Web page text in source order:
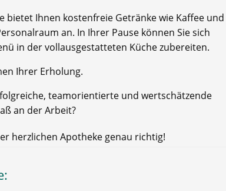
bietet Ihnen kostenfreie Getränke wie Kaffee und
an. In Ihrer Pause können Sie sich
in der vollausgestatteten Küche zubereiten.
Ihrer Erholung.
teamorientierte und wertschätzende
an der Arbeit?
herzlichen Apotheke genau richtig!